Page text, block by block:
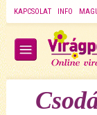
KAPCSOLAT INFO